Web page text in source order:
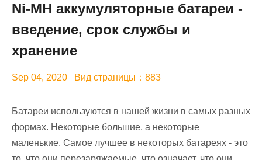
Ni-MH аккумуляторные батареи -
введение, срок службы и
хранение
Sep 04, 2020 Вид страницы：883
Батареи используются в нашей жизни в самых разных
формах. Некоторые большие, а некоторые
маленькие. Самое лучшее в некоторых батареях - это